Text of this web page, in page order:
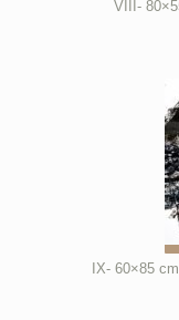
VIII-
IX- 60×85